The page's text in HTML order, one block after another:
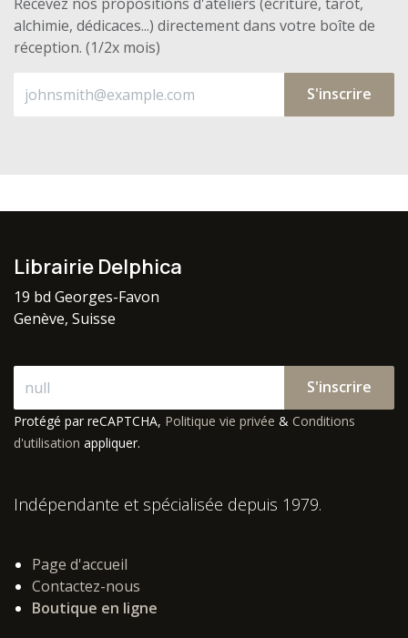
alchimie, dédicaces...) directement dans votre boîte de
réception. (1/2x mois)
S'inscrire
Librairie Delphica
19 bd Georges-Favon
Genève, Suisse
S'inscrire
Protégé par reCAPTCHA, Politique vie privée & Conditions
d'utilisation appliquer.
Indépendante et spécialisée depuis 1979.
Page d'accueil
Contactez-nous
Boutique en ligne